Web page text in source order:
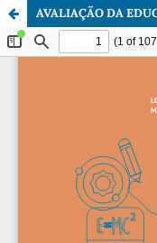
AVALIAÇÃO DA